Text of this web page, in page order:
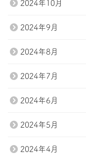
2024年10月
2024年9月
2024年8月
2024年7月
2024年6月
2024年5月
2024年4月